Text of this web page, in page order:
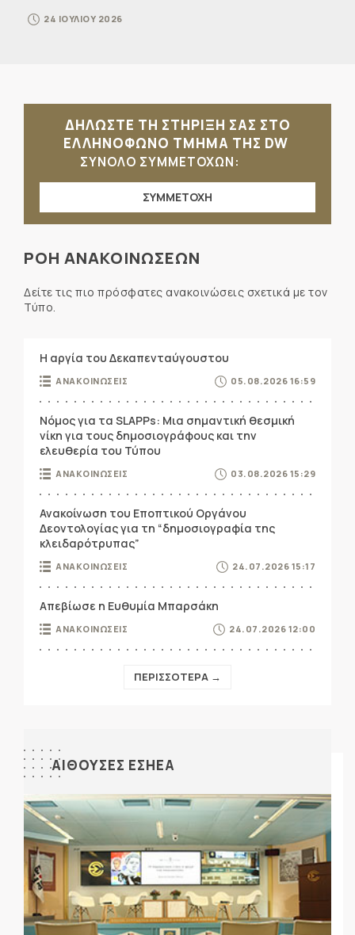
24 ΙΟΥΛΙΟΥ 2026
ΔΗΛΩΣΤΕ ΤΗ ΣΤΗΡΙΞΗ ΣΑΣ ΣΤΟ
ΕΛΛΗΝΟΦΩΝΟ ΤΜΗΜΑ ΤΗΣ DW
ΣΥΝΟΛΟ ΣΥΜΜΕΤΟΧΩΝ:
ΣΥΜΜΕΤΟΧΗ
ΡΟΗ ΑΝΑΚΟΙΝΩΣΕΩΝ
Δείτε τις πιο πρόσφατες ανακοινώσεις σχετικά με τον
Τύπο.
Η αργία του Δεκαπενταύγουστου
ΑΝΑΚΟΙΝΩΣΕΙΣ 05.08.2026 16:59
Νόμος για τα SLAPPs: Μια σημαντική θεσμική
νίκη για τους δημοσιογράφους και την
ελευθερία του Τύπου
ΑΝΑΚΟΙΝΩΣΕΙΣ 03.08.2026 15:29
Ανακοίνωση του Εποπτικού Οργάνου
Δεοντολογίας για τη “δημοσιογραφία της
κλειδαρότρυπας”
ΑΝΑΚΟΙΝΩΣΕΙΣ 24.07.2026 15:17
Απεβίωσε η Ευθυμία Μπαρσάκη
ΑΝΑΚΟΙΝΩΣΕΙΣ 24.07.2026 12:00
ΠΕΡΙΣΣΟΤΕΡΑ →
ΑΙΘΟΥΣΕΣ ΕΣΗΕΑ